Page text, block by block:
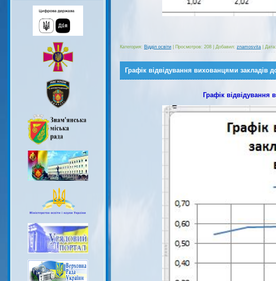
Категория: Відділ освіти Просмотров: 208 Добавил: znamosvita Дата:
Графік відвідування вихованцями закладів
Графік відвідування